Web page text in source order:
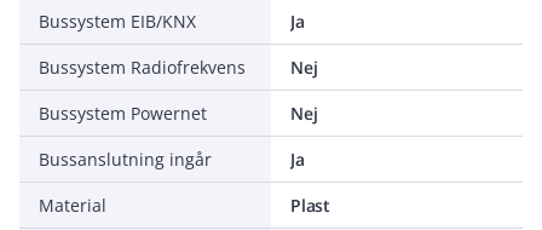
Bussystem EIB/KNX
Ja
Bussystem Radiofrekvens
Nej
Bussystem Powernet
Nej
Bussanslutning ingår
Ja
Material
Plast